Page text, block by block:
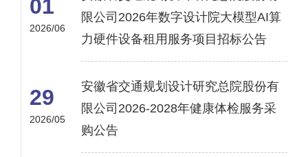
01
2026/06
限公司2026年数字设计院大模型AI算
力硬件设备租用服务项目招标公告
29
2026/05
安徽省交通规划设计研究总院股份有
限公司2026-2028年健康体检服务采
购公告